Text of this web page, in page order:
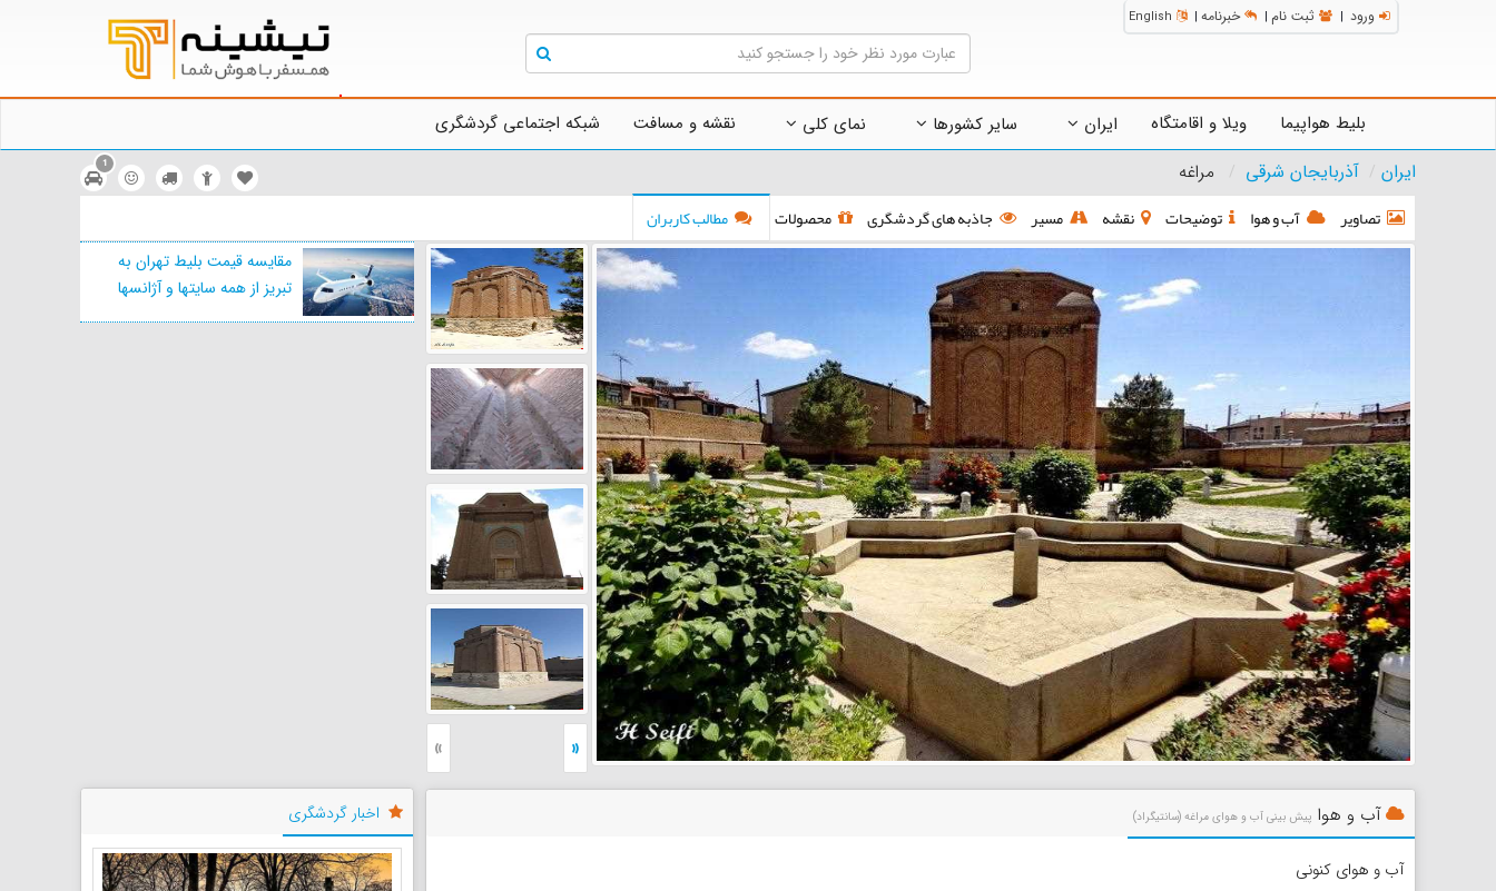
ورود | ثبت نام | خبرنامه |
English
بلیط هواپیما ویلا و اقامتگاه ایران سایر کشورها نمای کلی نقشه و مسافت
شبکه اجتماعی گردشگری
ایران
آذربایجان شرقی مراغه 1
تصاویر آب و هوا توضیحات نقشه مسیر جاذبه های گردشگری محصولات مطالب کاربران
« »
مقایسه قیمت بلیط تهران به
تبریز از همه سایتها و آژانسها
آب و هوا پیش بینی آب و هوای مراغه (سانتیگراد)
آب و هوای کنونی
اخبار گردشگری